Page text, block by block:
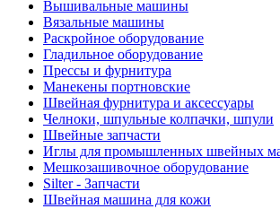
Вышивальные машины
Вязальные машины
Раскройное оборудование
Гладильное оборудование
Прессы и фурнитура
Манекены портновские
Швейная фурнитура и аксессуары
Челноки, шпульные колпачки, шпули
Швейные запчасти
Иглы для промышленных швейных
Мешкозашивочное оборудование
Silter - Запчасти
Швейная машина для кожи